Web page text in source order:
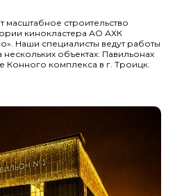
строительство
кинокластера АО АХК
Наши специалисты ведут работы
объектах: Павильонах
Конного комплекса в г. Троицк.